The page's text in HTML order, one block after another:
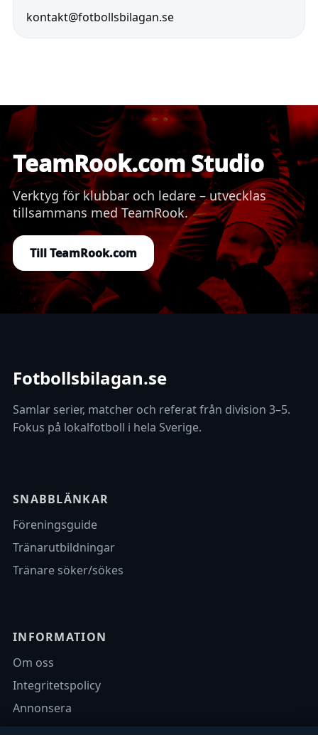
kontakt@fotbollsbilagan.se
TeamRook.com Studio
Verktyg för klubbar och ledare – utvecklas
tillsammans med TeamRook.
Till TeamRook.com
Fotbollsbilagan.se
Samlar serier, matcher och referat från division 3–5.
Fokus på lokalfotboll i hela Sverige.
SNABBLÄNKAR
Föreningsguide
Tränarutbildningar
Tränare söker/sökes
INFORMATION
Om oss
Integritetspolicy
Annonsera